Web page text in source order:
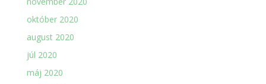
október 2020
august 2020
júl 2020
máj 2020